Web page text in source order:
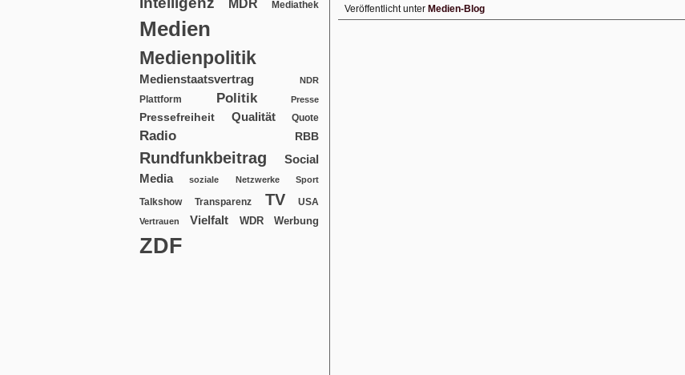
MDR Mediathek
Medien
Medienpolitik
Medienstaatsvertrag NDR
Plattform Politik Presse
Pressefreiheit Qualität Quote
Radio RBB
Rundfunkbeitrag
Social
Media
soziale Netzwerke Sport
Talkshow Transparenz TV USA
Vertrauen Vielfalt WDR Werbung
ZDF
Veröffentlicht unter Medien-Blog